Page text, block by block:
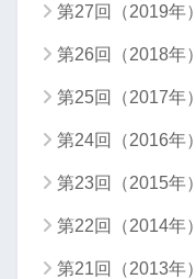
第27回（2019年）
第26回（2018年）
第25回（2017年）
第24回（2016年）
第23回（2015年）
第22回（2014年）
第21回（2013年）